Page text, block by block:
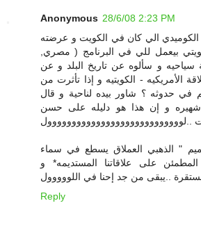
Anonymous 28/6/08 2:23 PM
الي كان في الكويت و عرضته
بيعمل للي في البرنامج ( مصري,
و سألوه عن تاريخ البلد و عن
الأمريكيه - الكويتيه و إذا تأثرت من
في حدوثه ؟ شاور بيده لناحية و قال
و إن هذا هو دليله على حسن
..لوووووووووووووووووووووووووووول
" الذهبي العملاق يسطع في سماء
المطمئن على علاقاتنا المستديمه* و
..يبقى من جد إحنا في اللووووول
Reply